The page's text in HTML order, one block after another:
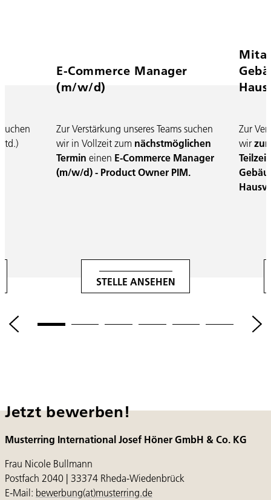
E-Commerce Manager
(m/w/d)
Zur Verstärkung unseres Teams suchen
wir in Vollzeit zum nächstmöglichen
Termin einen E-Commerce Manager
(m/w/d) - Product Owner PIM.
STELLE ANSEHEN
Zur
wir
Teilzeit
Jetzt bewerben!
Musterring International Josef Höner GmbH & Co. KG
Frau Nicole Bullmann
Postfach 2040 | 33374 Rheda-Wiedenbrück
E-Mail: bewerbung(at)musterring.de